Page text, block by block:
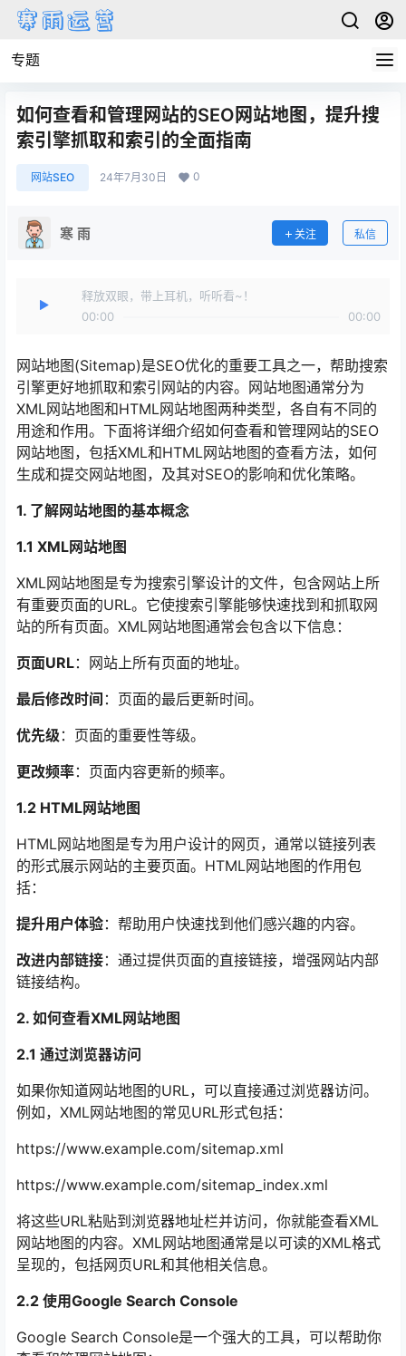
专题
如何查看和管理网站的SEO网站地图，提升搜
索引擎抓取和索引的全面指南
网站SEO 24年7月30日 0
寒 雨 关注 私信
释放双眼，带上耳机，听听看~！
00:00
00:00
网站地图(Sitemap)是SEO优化的重要工具之一，帮助搜索
引擎更好地抓取和索引网站的内容。网站地图通常分为
XML网站地图和HTML网站地图两种类型，各自有不同的
用途和作用。下面将详细介绍如何查看和管理网站的SEO
网站地图，包括XML和HTML网站地图的查看方法，如何
生成和提交网站地图，及其对SEO的影响和优化策略。
1. 了解网站地图的基本概念
1.1 XML网站地图
XML网站地图是专为搜索引擎设计的文件，包含网站上所
有重要页面的URL。它使搜索引擎能够快速找到和抓取网
站的所有页面。XML网站地图通常会包含以下信息：
页面URL：网站上所有页面的地址。
最后修改时间 ：页面的最后更新时间。
优先级 ：页面的重要性等级。
更改频率：页面内容更新的频率。
1.2 HTML网站地图
HTML网站地图是专为用户设计的网页，通常以链接列表
的形式展示网站的主要页面。HTML网站地图的作用包
括：
提升用户体验：帮助用户快速找到他们感兴趣的内容。
改进内部链接：通过提供页面的直接链接，增强网站内部
链接结构。
2. 如何查看XML网站地图
2.1 通过浏览器访问
如果你知道网站地图的URL，可以直接通过浏览器访问。
例如，XML网站地图的常见URL形式包括：
https://www.example.com/sitemap.xml
https://www.example.com/sitemap_index.xml
将这些URL粘贴到浏览器地址栏并访问，你就能查看XML
网站地图的内容。XML网站地图通常是以可读的XML格式
呈现的，包括网页URL和其他相关信息。
2.2 使用Google Search Console
Google Search Console是一个强大的工具，可以帮助你